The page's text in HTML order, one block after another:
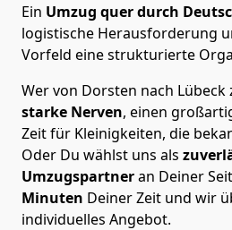
Ein Umzug quer durch
logistische Herausforderung
Vorfeld eine strukturierte
Wer von Dorsten nach
starke Nerven, einen
Zeit für Kleinigkeiten, die
Oder Du wählst uns als
Umzugspartneran Deiner
Minuten Deiner Zeit und wir
individuelles Angebot.